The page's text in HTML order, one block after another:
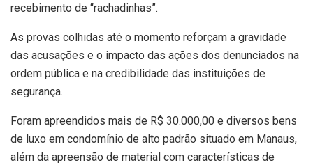
recebimento de “rachadinhas”.
As provas colhidas até o momento reforçam a gravidade
das acusações e o impacto das ações dos denunciados na
ordem pública e na credibilidade das instituições de
segurança.
Foram apreendidos mais de R$ 30.000,00 e diversos bens
de luxo em condomínio de alto padrão situado em Manaus,
além da apreensão de material com características de